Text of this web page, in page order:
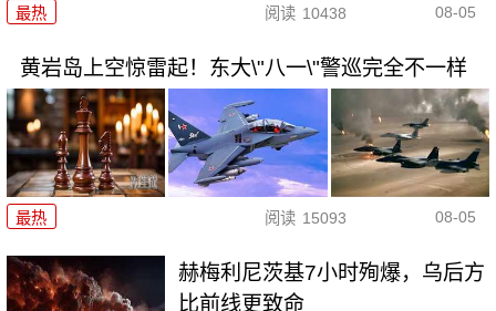
最热 阅读 10438 08-05
黄岩岛上空惊雷起！东大\"八一\"警巡完全不一样
最热 阅读 15093 08-05
赫梅利尼茨基7小时殉爆，乌后方
比前线更致命